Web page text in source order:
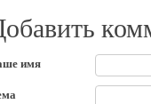
имя